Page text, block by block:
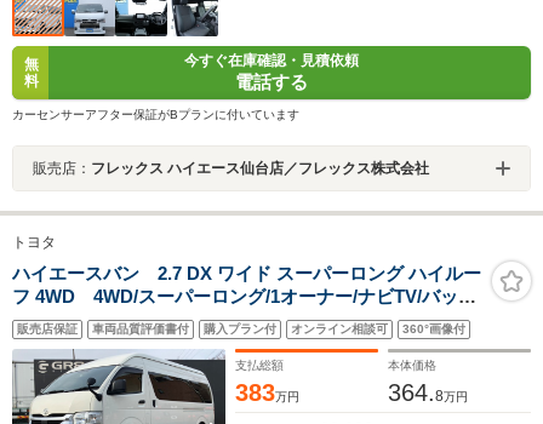
無
料
今すぐ在庫確認・見積依頼
電話する
カーセンサーアフター保証がBプランに付いています
販売店： フレックス ハイエース仙台店／フレックス株式会社
トヨタ
ハイエースバン 2.7 DX ワイド スーパーロング ハイルー
フ 4WD 4WD/スーパーロング/1オーナー/ナビTV/バック
カメラ/ETC/ドライブレコーダー/モデリスタフロントスポ
イラー/17inアルミホイール/LEDフォグライト/ローダウ
ン/カヤバショックアブソーバー
販売店保証 車両品質評価書付 購入プラン付 オンライン相談可 360°画像付
支払総額
383万円
本体価格
364.8万円